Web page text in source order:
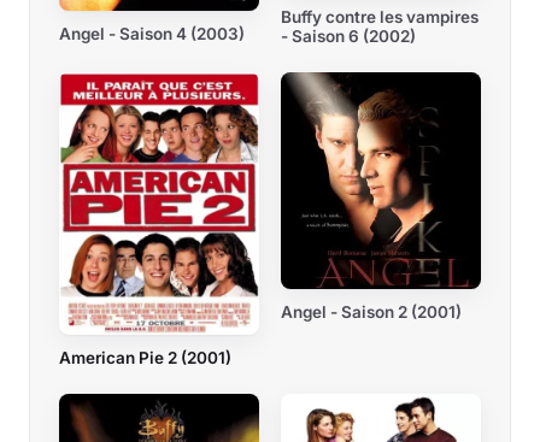
Angel - Saison 4 (2003)
Buffy contre les vampires
- Saison 6 (2002)
American Pie 2 (2001)
Angel - Saison 2 (2001)